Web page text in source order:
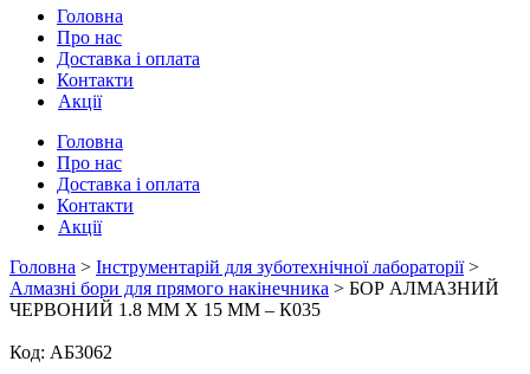
Головна
Про нас
Доставка і оплата
Контакти
Акції
Головна
Про нас
Доставка і оплата
Контакти
Акції
Головна > Інструментарій для зуботехнічної лабораторії>
Алмазні бори для прямого накінечника > БОР АЛМАЗНИЙ
ЧЕРВОНИЙ 1.8 ММ Х 15 ММ – К035
Код: АБ3062